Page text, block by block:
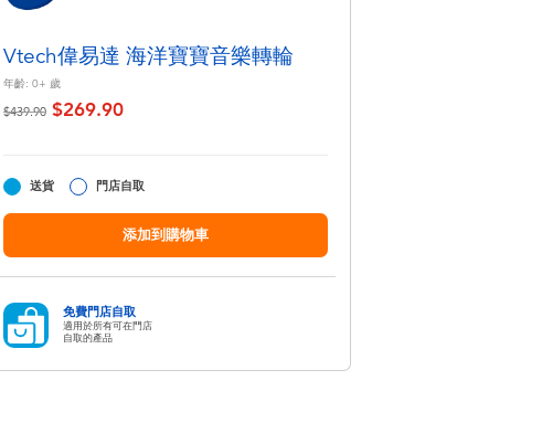
Vtech偉易達 海洋寶寶音樂轉輪
年齡: 0+ 歲
價格從
$439.90至$269.90
送貨 門店自取
添加到購物車
免費門店自取
適用於所有可在門店
自取的產品